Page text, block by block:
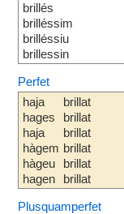
brillés
brilléssim
brilléssiu
brillessin
Perfet
haja
hages
haja
hàgem
hàgeu
hagen
brillat
brillat
brillat
brillat
brillat
brillat
Plusquamperfet